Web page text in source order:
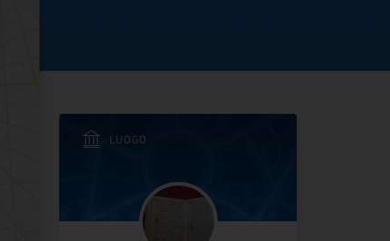
LUOGO